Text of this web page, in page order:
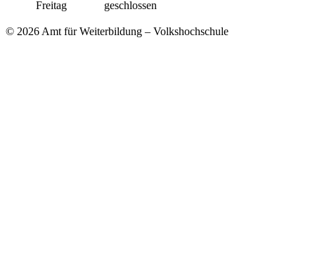
Freitag geschlossen
© 2026 Amt für Weiterbildung – Volkshochschule